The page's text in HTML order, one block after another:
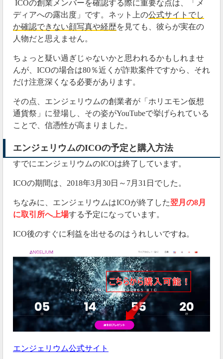
2019年07月18日
テザー（USDT）の対応開始
エンジェリウムでは、テザー（USDT）の取り扱いが
始まりました。
ただ、今回採用されたテザー（USDT）はOmniベース
で、出金先となるバイナンスやフオビではイーサリア
ムベースです。
#エンジェリウム
OmniベースのUSDThttps://t.co/HfktQJEnu8
— ビットコイン予備校 (@bitcoin16school)
2019
つまりエンジェリウムは、あまり取り扱いのないテザ
ー（USDT）の取り扱いをスタートさせたということ
になります。
2019年07月11日
今後、自社取引所を設立する予定
今後、エンジェリウムは自社の取引所を設立する予定
のようです。
0.01ドル換算でDROPされているANXは、第2フ
ICOの創業メンバーを確認する際に重要な点は、「メ
ディアへの露出度」です。ネット上の公式サイトでし
か確認できない顔写真や経歴を見ても、彼らが実在の
人物だと思えません。
ちょっと疑い過ぎじゃないかと思われるかもしれませ
んが、ICOの場合は80％近くが詐欺案件ですから、それ
だけ注意深くなる必要があります。
その点、エンジェリウムの創業者が「ホリエモン仮想
通貨祭」に登場し、その姿がYouTubeで挙げられている
ことで、信憑性が高まりました。
エンジェリウムのICOの予定 と購入方法
すでにエンジェリウムのICOは終了しています。
ICOの期間は、2018年3月30日～7月31日でした。
ちなみに、エンジェリウムはICOが終了した翌月の8月
に取引所へ上場する予定になっています。
ICO後のすぐに利益を出せるのはうれしいですね。
エンジェリウム公式サイト